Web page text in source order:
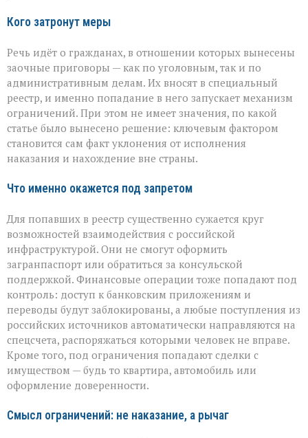
Кого затронут меры
Речь идёт о гражданах, в отношении которых вынесены
заочные приговоры — как по уголовным, так и по
административным делам. Их вносят в специальный
реестр, и именно попадание в него запускает механизм
ограничений. При этом не имеет значения, по какой
статье было вынесено решение: ключевым фактором
становится сам факт уклонения от исполнения
наказания и нахождение вне страны.
Что именно окажется под запретом
Для попавших в реестр существенно сужается круг
возможностей взаимодействия с российской
инфраструктурой. Они не смогут оформить
загранпаспорт или обратиться за консульской
поддержкой. Финансовые операции тоже попадают под
контроль: доступ к банковским приложениям и
переводы будут заблокированы, а любые поступления из
российских источников автоматически направляются на
спецсчета, распоряжаться которыми человек не вправе.
Кроме того, под ограничения попадают сделки с
имуществом — будь то квартира, автомобиль или
оформление доверенности.
Смысл ограничений: не наказание, а рычаг